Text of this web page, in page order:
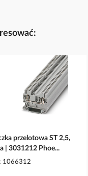
przelotowa ST 2,5,
| 3031212 Phoe...
1066312